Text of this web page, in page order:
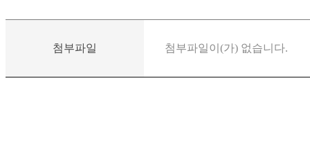
첨부파일 첨부파일이(가) 없습니다.